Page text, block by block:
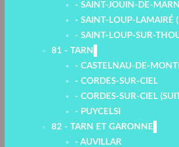
- SAINT-JOUIN-DE-
- SAINT-LOUP-LAMAIRÉ
- SAINT-LOUP-SUR-
81 - TARN
- CASTELNAU-DE-
- CORDES-SUR-CIEL
- CORDES-SUR-CIEL
- PUYCELSI
82 - TARN ET GARONNE
- AUVILLAR